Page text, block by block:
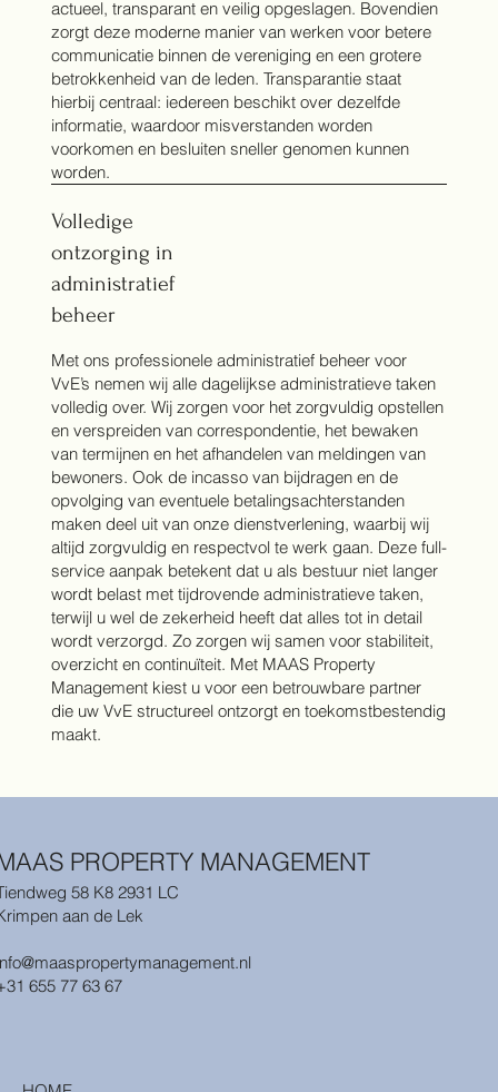
actueel, transparant en veilig opgeslagen. Bovendien
zorgt deze moderne manier van werken voor betere
communicatie binnen de vereniging en een grotere
betrokkenheid van de leden. Transparantie staat
hierbij centraal: iedereen beschikt over dezelfde
informatie, waardoor misverstanden worden
voorkomen en besluiten sneller genomen kunnen
worden.
Volledige
ontzorging in
administratief
beheer
Met ons professionele administratief beheer voor
VvE’s nemen wij alle dagelijkse administratieve taken
volledig over. Wij zorgen voor het zorgvuldig opstellen
en verspreiden van correspondentie, het bewaken
van termijnen en het afhandelen van meldingen van
bewoners. Ook de incasso van bijdragen en de
opvolging van eventuele betalingsachterstanden
maken deel uit van onze dienstverlening, waarbij wij
altijd zorgvuldig en respectvol te werk gaan. Deze full-
service aanpak betekent dat u als bestuur niet langer
wordt belast met tijdrovende administratieve taken,
terwijl u wel de zekerheid heeft dat alles tot in detail
wordt verzorgd. Zo zorgen wij samen voor stabiliteit,
overzicht en continuïteit. Met MAAS Property
Management kiest u voor een betrouwbare partner
die uw VvE structureel ontzorgt en toekomstbestendig
maakt.
PROPERTY MANAGEMENT
58 K8 2931 LC
aan de Lek
655 77 63 67